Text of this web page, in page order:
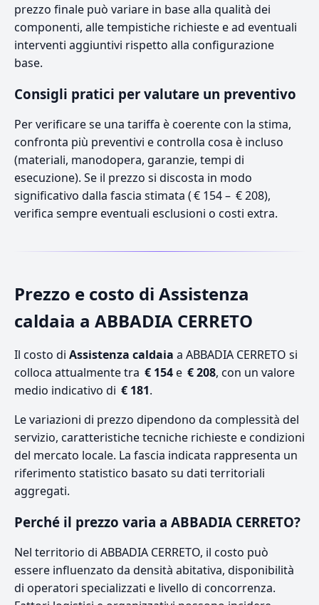
prezzo finale può variare in base alla qualità dei
componenti, alle tempistiche richieste e ad eventuali
interventi aggiuntivi rispetto alla configurazione
base.
Consigli pratici per valutare un preventivo
Per verificare se una tariffa è coerente con la stima,
confronta più preventivi e controlla cosa è incluso
(materiali, manodopera, garanzie, tempi di
esecuzione). Se il prezzo si discosta in modo
significativo dalla fascia stimata ( € 154 – € 208),
verifica sempre eventuali esclusioni o costi extra.
Prezzo e costo di Assistenza
caldaia a ABBADIA CERRETO
Il costo di Assistenza caldaia a ABBADIA CERRETO si
colloca attualmente tra € 154e € 208, con un valore
medio indicativo di € 181.
Le variazioni di prezzo dipendono da complessità del
servizio, caratteristiche tecniche richieste e condizioni
del mercato locale. La fascia indicata rappresenta un
riferimento statistico basato su dati territoriali
aggregati.
Perché il prezzo varia a ABBADIA CERRETO?
Nel territorio di ABBADIA CERRETO, il costo può
essere influenzato da densità abitativa, disponibilità
di operatori specializzati e livello di concorrenza.